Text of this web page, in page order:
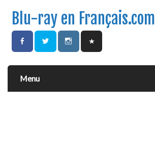
Blu-ray en Français.com
Menu